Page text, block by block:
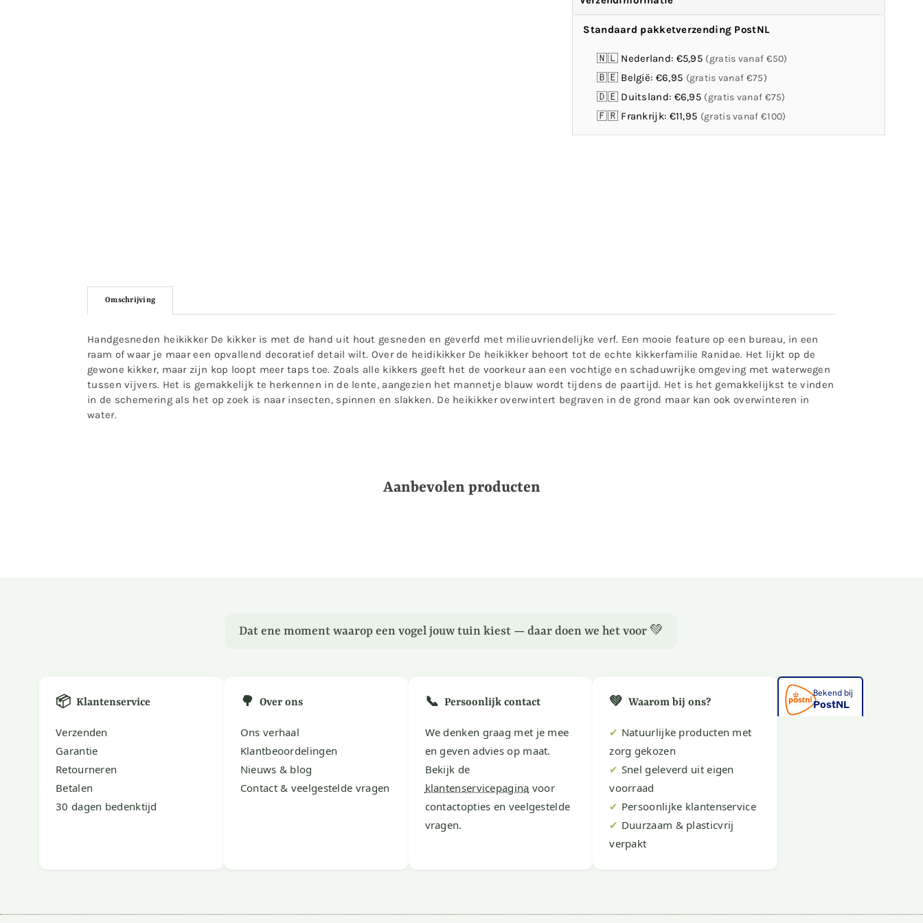
Standaard pakketverzending PostNL
🇳🇱 Nederland: €5,95 (gratis vanaf €50)
🇧🇪 België: €6,95 (gratis vanaf €75)
🇩🇪 Duitsland: €6,95 (gratis vanaf €75)
🇫🇷 Frankrijk: €11,95 (gratis vanaf €100)
Omschrijving
Handgesneden heikikker De kikker is met de hand uit hout gesneden en geverfd met milieuvriendelijke verf. Een mooie feature op een bureau, in een
raam of waar je maar een opvallend decoratief detail wilt. Over de heidikikker De heikikker behoort tot de echte kikkerfamilie Ranidae. Het lijkt op de
gewone kikker, maar zijn kop loopt meer taps toe. Zoals alle kikkers geeft het de voorkeur aan een vochtige en schaduwrijke omgeving met waterwegen
tussen vijvers. Het is gemakkelijk te herkennen in de lente, aangezien het mannetje blauw wordt tijdens de paartijd. Het is het gemakkelijkst te vinden
in de schemering als het op zoek is naar insecten, spinnen en slakken. De heikikker overwintert begraven in de grond maar kan ook overwinteren in
water.
Aanbevolen producten
Dat ene moment waarop een vogel jouw tuin kiest — daar doen we het voor 💚
📦 Klantenservice
Verzenden
Garantie
Retourneren
Betalen
30 dagen bedenktijd
🌳 Over ons
Ons verhaal
Klantbeoordelingen
Nieuws & blog
Contact & veelgestelde vragen
📞 Persoonlijk contact
We denken graag met je mee
en geven advies op maat.
Bekijk de
klantenservicepagina voor
contactopties en veelgestelde
vragen.
💚 Waarom bij ons?
✔ Natuurlijke producten met
zorg gekozen
✔ Snel geleverd uit eigen
voorraad
✔ Persoonlijke klantenservice
✔ Duurzaam & plasticvrij
verpakt